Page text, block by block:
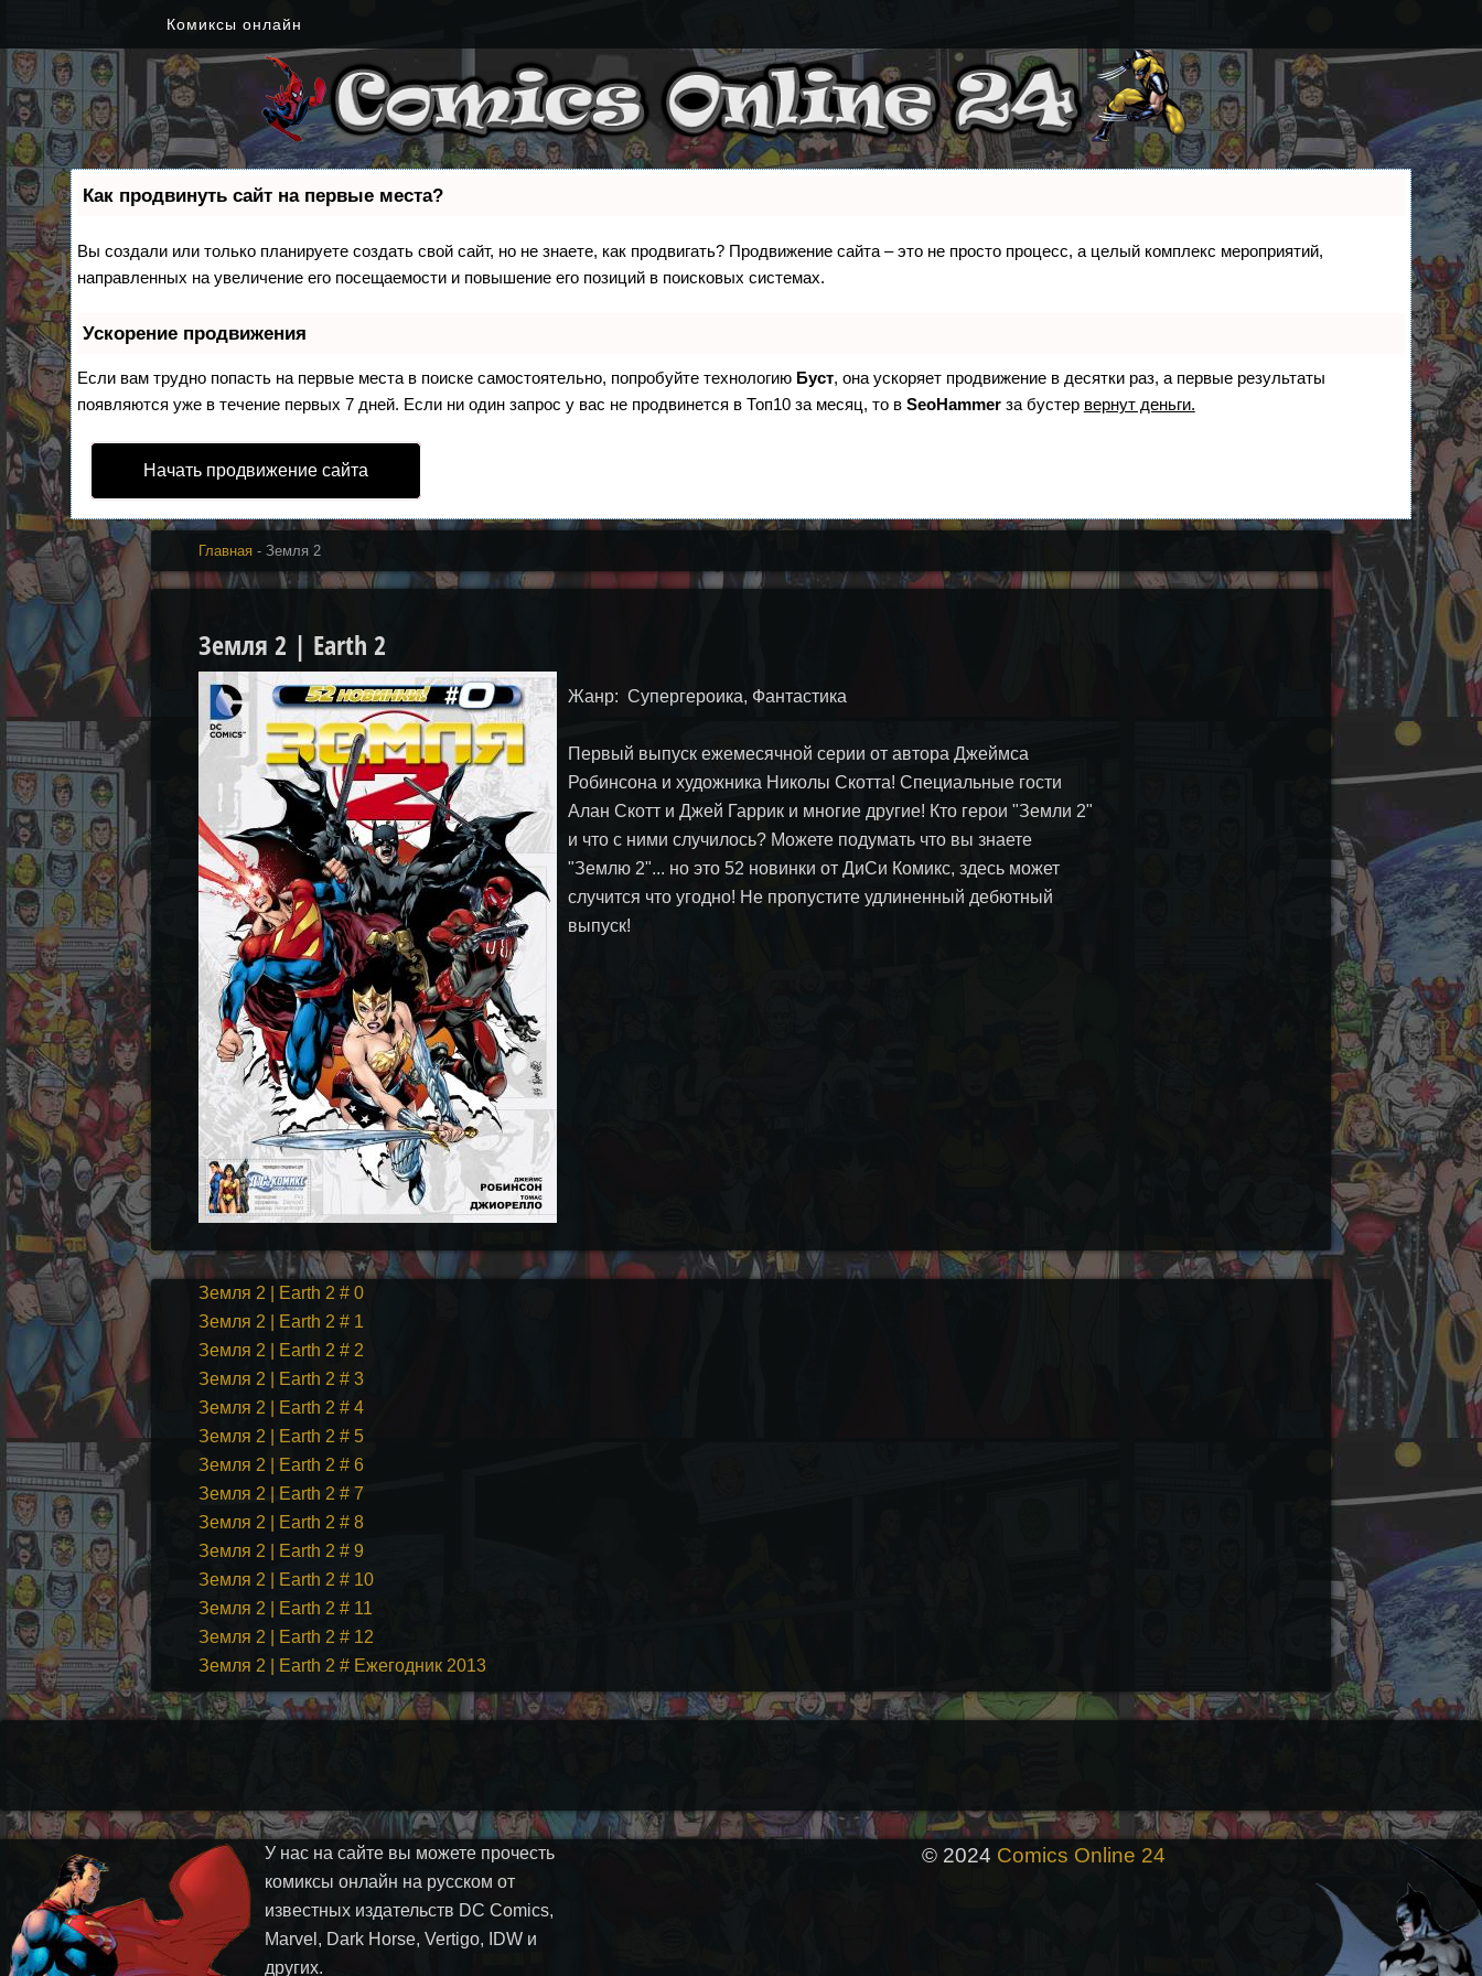
Комиксы онлайн
Как продвинуть сайт на первые места?
Вы создали или только планируете создать свой сайт, но не знаете, как продвигать? Продвижение сайта – это не просто процесс, а целый комплекс мероприятий,
направленных на увеличение его посещаемости и повышение его позиций в поисковых системах.
Ускорение продвижения
Если вам трудно попасть на первые места в поиске самостоятельно, попробуйте технологию Буст, она ускоряет продвижение в десятки раз, а первые результаты
появляются уже в течение первых 7 дней. Если ни один запрос у вас не продвинется в Топ10 за месяц, то в SeoHammerза бустер вернут деньги.
Начать продвижение сайта
Главная- Земля 2
Земля 2 | Earth 2
Жанр: Супергероика, Фантастика
Первый выпуск ежемесячной серии от автора Джеймса
Робинсона и художника Николы Скотта! Специальные гости
Алан Скотт и Джей Гаррик и многие другие! Кто герои "Земли 2"
и что с ними случилось? Можете подумать что вы знаете
"Землю 2"... но это 52 новинки от ДиСи Комикс, здесь может
случится что угодно! Не пропустите удлиненный дебютный
выпуск!
Земля 2 | Earth 2 # 0
Земля 2 | Earth 2 # 1
Земля 2 | Earth 2 # 2
Земля 2 | Earth 2 # 3
Земля 2 | Earth 2 # 4
Земля 2 | Earth 2 # 5
Земля 2 | Earth 2 # 6
Земля 2 | Earth 2 # 7
Земля 2 | Earth 2 # 8
Земля 2 | Earth 2 # 9
Земля 2 | Earth 2 # 10
Земля 2 | Earth 2 # 11
Земля 2 | Earth 2 # 12
Земля 2 | Earth 2 # Ежегодник 2013
У нас на сайте вы можете прочесть
комиксы онлайн на русском от
известных издательств DC Comics,
Marvel, Dark Horse, Vertigo, IDW и
других.
© 2024 Comics Online 24